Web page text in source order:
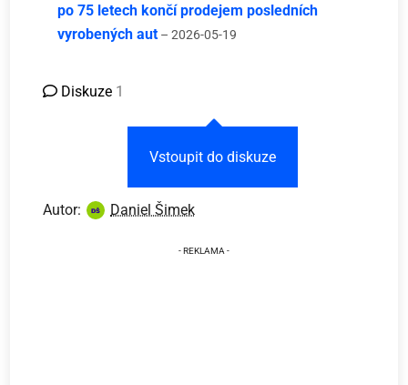
po 75 letech končí prodejem posledních
vyrobených aut – 2026-05-19
Diskuze 1
Vstoupit do diskuze
Autor: Daniel Šimek